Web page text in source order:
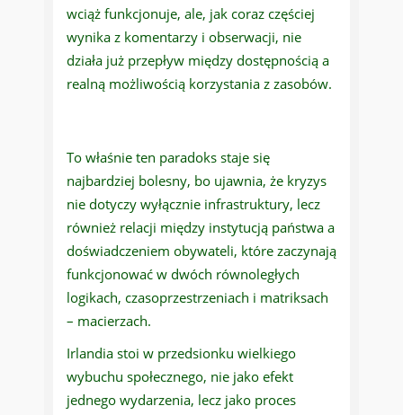
wciąż funkcjonuje, ale, jak coraz częściej
wynika z komentarzy i obserwacji, nie
działa już przepływ między dostępnością a
realną możliwością korzystania z zasobów.
To właśnie ten paradoks staje się
najbardziej bolesny, bo ujawnia, że kryzys
nie dotyczy wyłącznie infrastruktury, lecz
również relacji między instytucją państwa a
doświadczeniem obywateli, które zaczynają
funkcjonować w dwóch równoległych
logikach, czasoprzestrzeniach i matriksach
– macierzach.
Irlandia stoi w przedsionku wielkiego
wybuchu społecznego, nie jako efekt
jednego wydarzenia, lecz jako proces